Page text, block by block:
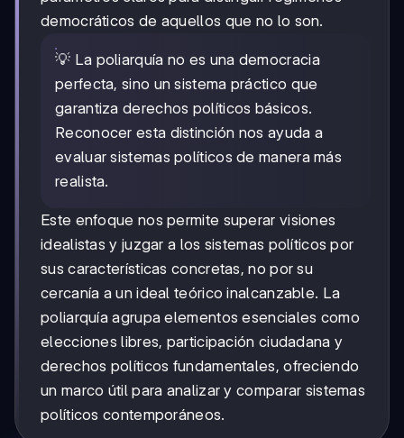
democráticos de aquellos que no lo son.
💡 La poliarquía no es una democracia
perfecta, sino un sistema práctico que
garantiza derechos políticos básicos.
Reconocer esta distinción nos ayuda a
evaluar sistemas políticos de manera más
realista.
Este enfoque nos permite superar visiones
idealistas y juzgar a los sistemas políticos por
sus características concretas, no por su
cercanía a un ideal teórico inalcanzable. La
poliarquía agrupa elementos esenciales como
elecciones libres, participación ciudadana y
derechos políticos fundamentales, ofreciendo
un marco útil para analizar y comparar sistemas
políticos contemporáneos.